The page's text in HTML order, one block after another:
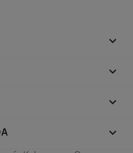



keyboard_arrow_down